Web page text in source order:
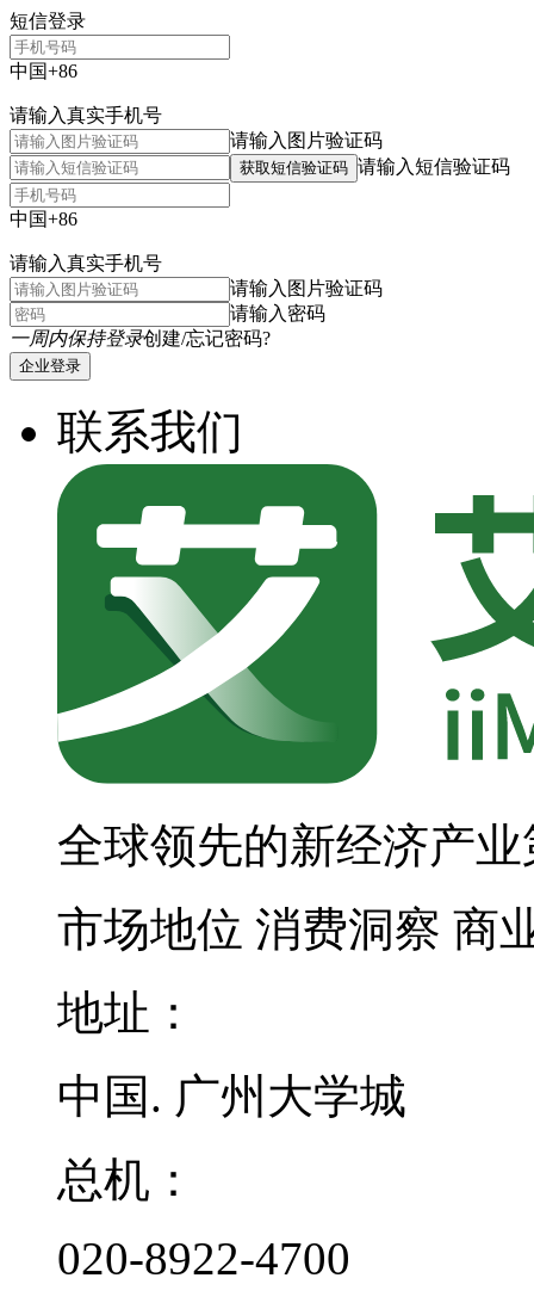
短信登录
中国+86
请输入真实手机号
请输入图片验证码
获取短信验证码 请输入短信验证码
中国+86
请输入真实手机号
请输入图片验证码
请输入密码
一周内保持登录创建/忘记密码?
企业登录
联系我们
全球领先的新经济产
市场地位 消费洞察 商
地址：
中国. 广州大学城
总机：
020-8922-4700